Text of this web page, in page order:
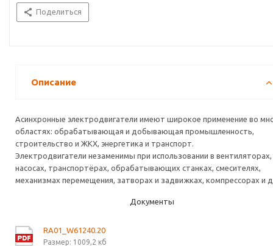
Поделиться
Описание
Асинхронные электродвигатели имеют широкое применение во
областях: обрабатывающая и добывающая промышленность,
строительство и ЖКХ, энергетика и транспорт.
Электродвигатели незаменимы при использовании в вентиляторах,
насосах, транспортёрах, обрабатывающих станках, смесителях,
механизмах перемещения, затворах и задвижках, компрессорах и
Документы
RA01_W61240.20
Размер: 1009,2 кб